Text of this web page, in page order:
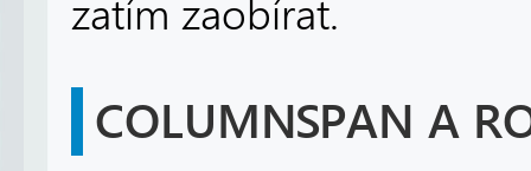
zatím zaobírat.
COLUMNSPAN A